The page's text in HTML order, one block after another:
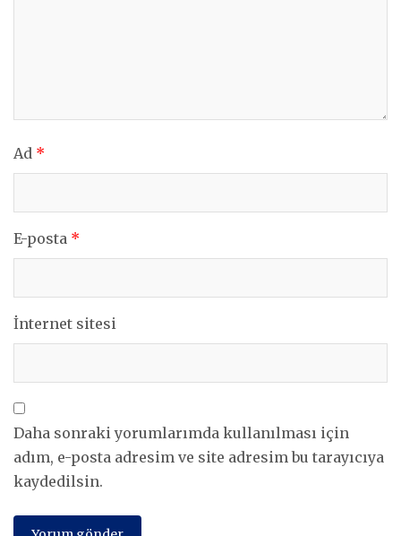
Ad *
E-posta *
İnternet sitesi
Daha sonraki yorumlarımda kullanılması için
adım, e-posta adresim ve site adresim bu tarayıcıya
kaydedilsin.